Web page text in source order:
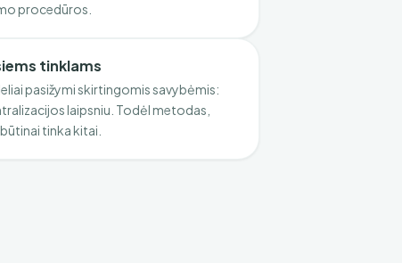
procedūros.
tinklams
pasižymi skirtingomis savybėmis:
laipsniu. Todėl metodas,
tinka kitai.